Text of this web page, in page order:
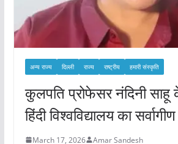
अन्य राज्य दिल्ली राज्य राष्ट्रीय हमारी संस्कृति
कुलपति प्रोफेसर नंदिनी
हिंदी विश्वविद्यालय का
March 17, 2026 Amar Sandesh